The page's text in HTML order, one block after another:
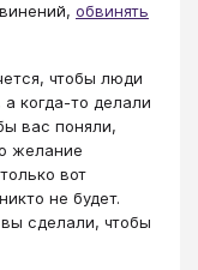
обвинять
чтобы люди
когда-то делали
вас поняли,
желание
вот
не будет.
сделали, чтобы